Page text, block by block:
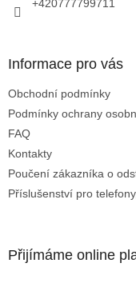
+420777799711
Informace pro vás
Obchodní podmínky
Podmínky ochrany
FAQ
Kontakty
Poučení zákazníka o
Příslušenství pro
Přijímáme online